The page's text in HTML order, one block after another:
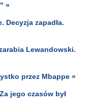
»
Decyzja zapadła.
Lewandowski.
przez Mbappe »
jego czasów był